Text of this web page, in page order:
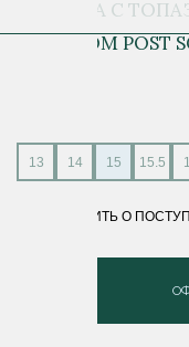
ПЕЧАТКА С
ЗОЛОТОМ POST
13 14 15 15.5
СООБЩИТЬ О